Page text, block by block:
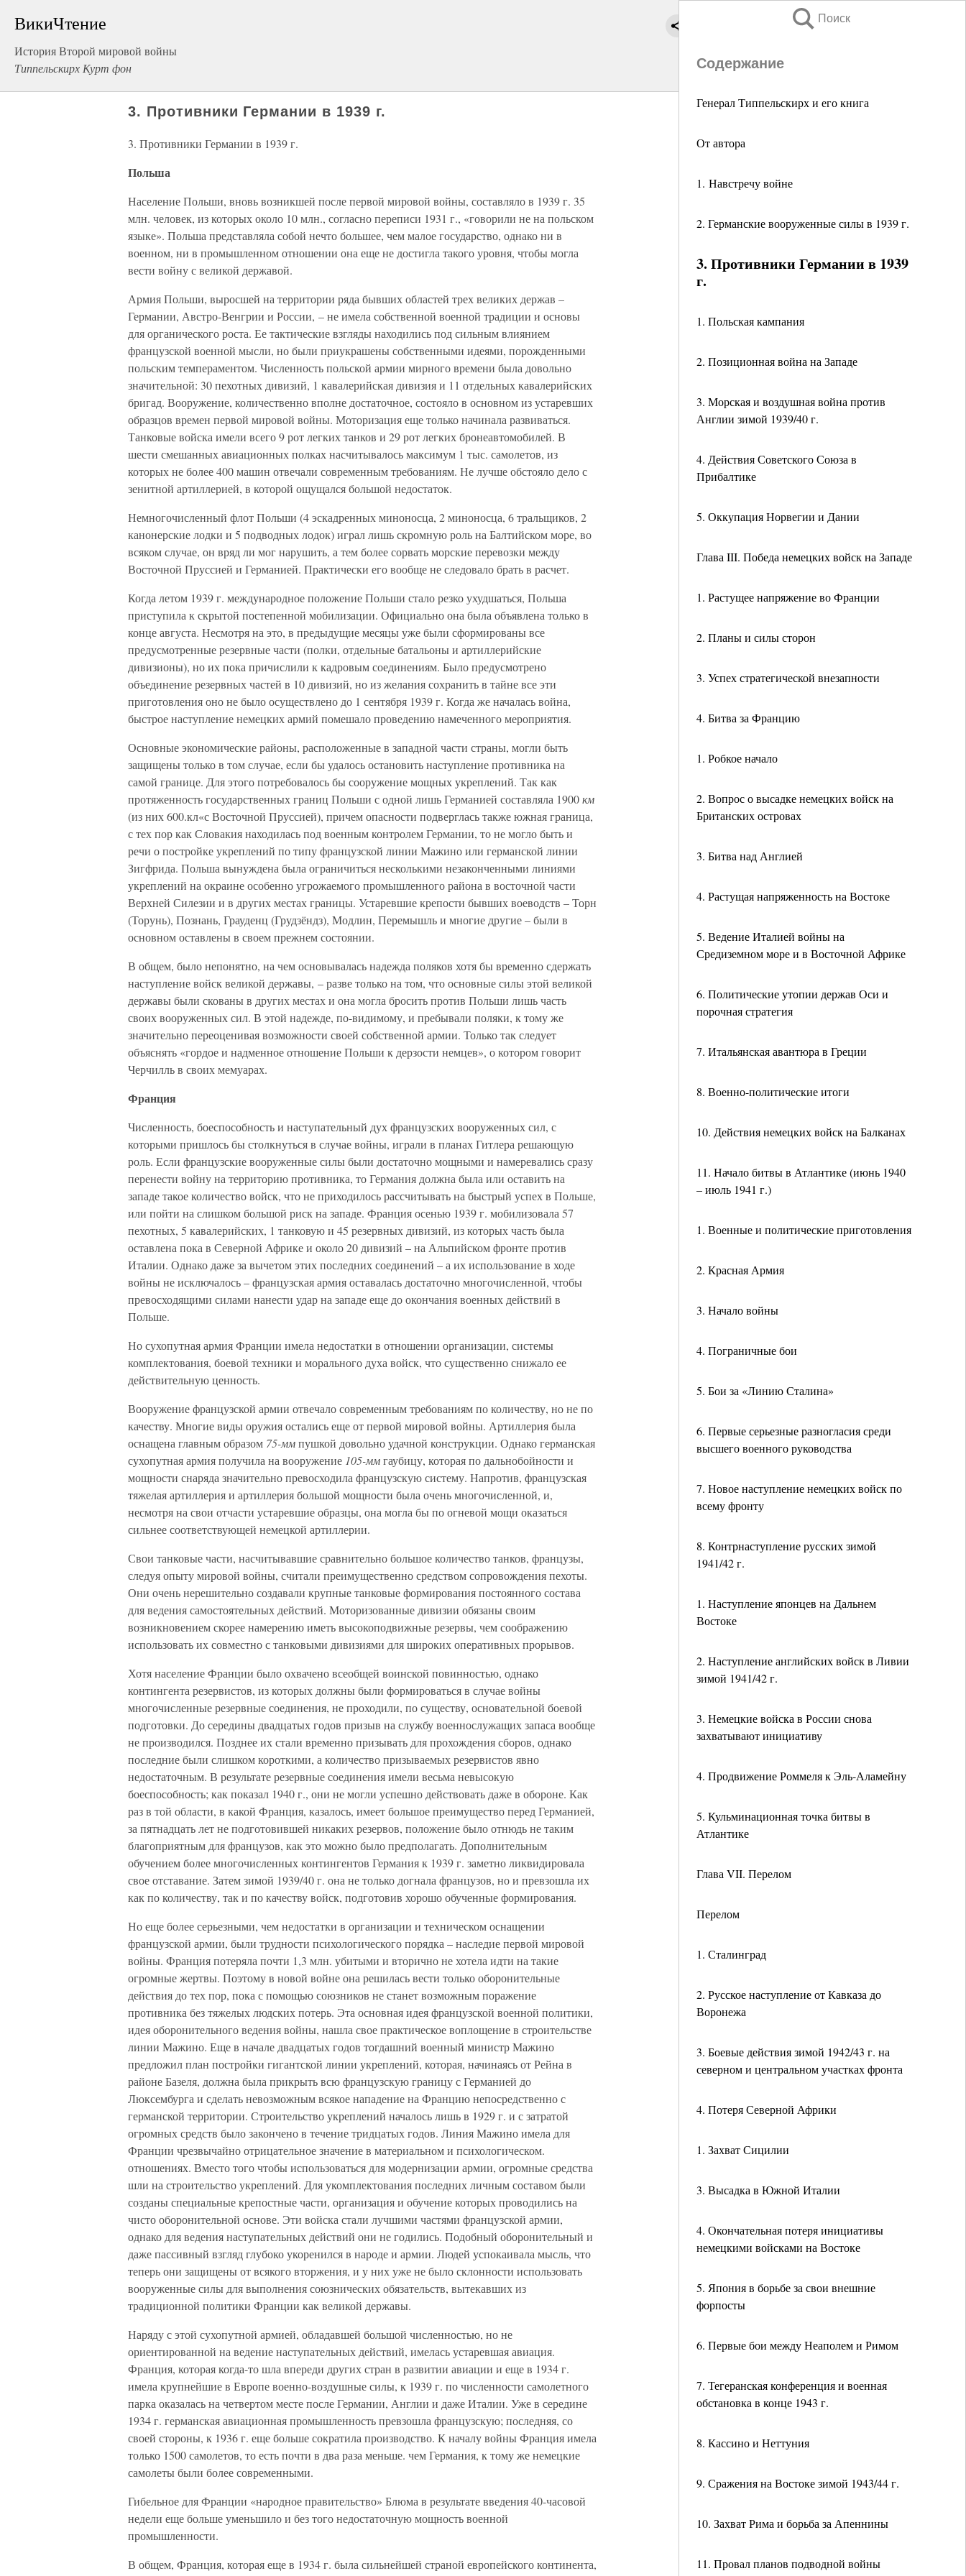
ВикиЧтение
История Второй мировой войны
Типпельскирх Курт фон
Поиск
Содержание
Генерал Типпельскирх и его книга
От автора
1. Навстречу войне
2. Германские вооруженные силы в 1939 г.
3. Противники Германии в 1939
г.
1. Польская кампания
2. Позиционная война на Западе
3. Морская и воздушная война против
Англии зимой 1939/40 г.
4. Действия Советского Союза в
Прибалтике
5. Оккупация Норвегии и Дании
Глава III. Победа немецких войск на Западе
1. Растущее напряжение во Франции
2. Планы и силы сторон
3. Успех стратегической внезапности
4. Битва за Францию
1. Робкое начало
2. Вопрос о высадке немецких войск на
Британских островах
3. Битва над Англией
4. Растущая напряженность на Востоке
5. Ведение Италией войны на
Средиземном море и в Восточной Африке
6. Политические утопии держав Оси и
порочная стратегия
7. Итальянская авантюра в Греции
8. Военно-политические итоги
10. Действия немецких войск на Балканах
11. Начало битвы в Атлантике (июнь 1940
– июль 1941 г.)
1. Военные и политические приготовления
2. Красная Армия
3. Начало войны
4. Пограничные бои
5. Бои за «Линию Сталина»
6. Первые серьезные разногласия среди
высшего военного руководства
7. Новое наступление немецких войск по
всему фронту
8. Контрнаступление русских зимой
1941/42 г.
1. Наступление японцев на Дальнем
Востоке
2. Наступление английских войск в Ливии
зимой 1941/42 г.
3. Немецкие войска в России снова
захватывают инициативу
4. Продвижение Роммеля к Эль-Аламейну
5. Кульминационная точка битвы в
Атлантике
Глава VII. Перелом
Перелом
1. Сталинград
2. Русское наступление от Кавказа до
Воронежа
3. Боевые действия зимой 1942/43 г. на
северном и центральном участках фронта
4. Потеря Северной Африки
1. Захват Сицилии
3. Высадка в Южной Италии
4. Окончательная потеря инициативы
немецкими войсками на Востоке
5. Япония в борьбе за свои внешние
форпосты
6. Первые бои между Неаполем и Римом
7. Тегеранская конференция и военная
обстановка в конце 1943 г.
8. Кассино и Неттуния
9. Сражения на Востоке зимой 1943/44 г.
10. Захват Рима и борьба за Апеннины
11. Провал планов подводной войны
3. Противники Германии в 1939 г.
3. Противники Германии в 1939 г.
Польша
Население Польши, вновь возникшей после первой мировой войны, составляло в 1939 г. 35
млн. человек, из которых около 10 млн., согласно переписи 1931 г., «говорили не на польском
языке». Польша представляла собой нечто большее, чем малое государство, однако ни в
военном, ни в промышленном отношении она еще не достигла такого уровня, чтобы могла
вести войну с великой державой.
Армия Польши, выросшей на территории ряда бывших областей трех великих держав –
Германии, Австро-Венгрии и России, – не имела собственной военной традиции и основы
для органического роста. Ее тактические взгляды находились под сильным влиянием
французской военной мысли, но были приукрашены собственными идеями, порожденными
польским темпераментом. Численность польской армии мирного времени была довольно
значительной: 30 пехотных дивизий, 1 кавалерийская дивизия и 11 отдельных кавалерийских
бригад. Вооружение, количественно вполне достаточное, состояло в основном из устаревших
образцов времен первой мировой войны. Моторизация еще только начинала развиваться.
Танковые войска имели всего 9 рот легких танков и 29 рот легких бронеавтомобилей. В
шести смешанных авиационных полках насчитывалось максимум 1 тыс. самолетов, из
которых не более 400 машин отвечали современным требованиям. Не лучше обстояло дело с
зенитной артиллерией, в которой ощущался большой недостаток.
Немногочисленный флот Польши (4 эскадренных миноносца, 2 миноносца, 6 тральщиков, 2
канонерские лодки и 5 подводных лодок) играл лишь скромную роль на Балтийском море, во
всяком случае, он вряд ли мог нарушить, а тем более сорвать морские перевозки между
Восточной Пруссией и Германией. Практически его вообще не следовало брать в расчет.
Когда летом 1939 г. международное положение Польши стало резко ухудшаться, Польша
приступила к скрытой постепенной мобилизации. Официально она была объявлена только в
конце августа. Несмотря на это, в предыдущие месяцы уже были сформированы все
предусмотренные резервные части (полки, отдельные батальоны и артиллерийские
дивизионы), но их пока причислили к кадровым соединениям. Было предусмотрено
объединение резервных частей в 10 дивизий, но из желания сохранить в тайне все эти
приготовления оно не было осуществлено до 1 сентября 1939 г. Когда же началась война,
быстрое наступление немецких армий помешало проведению намеченного мероприятия.
Основные экономические районы, расположенные в западной части страны, могли быть
защищены только в том случае, если бы удалось остановить наступление противника на
самой границе. Для этого потребовалось бы сооружение мощных укреплений. Так как
протяженность государственных границ Польши с одной лишь Германией составляла 1900км
(из них 600.кл«с Восточной Пруссией), причем опасности подверглась также южная граница,
с тех пор как Словакия находилась под военным контролем Германии, то не могло быть и
речи о постройке укреплений по типу французской линии Мажино или германской линии
Зигфрида. Польша вынуждена была ограничиться несколькими незаконченными линиями
укреплений на окраине особенно угрожаемого промышленного района в восточной части
Верхней Силезии и в других местах границы. Устаревшие крепости бывших воеводств – Торн
(Торунь), Познань, Грауденц (Грудзёндз), Модлин, Перемышль и многие другие – были в
основном оставлены в своем прежнем состоянии.
В общем, было непонятно, на чем основывалась надежда поляков хотя бы временно сдержать
наступление войск великой державы, – разве только на том, что основные силы этой великой
державы были скованы в других местах и она могла бросить против Польши лишь часть
своих вооруженных сил. В этой надежде, по-видимому, и пребывали поляки, к тому же
значительно переоценивая возможности своей собственной армии. Только так следует
объяснять «гордое и надменное отношение Польши к дерзости немцев», о котором говорит
Черчилль в своих мемуарах.
Франция
Численность, боеспособность и наступательный дух французских вооруженных сил, с
которыми пришлось бы столкнуться в случае войны, играли в планах Гитлера решающую
роль. Если французские вооруженные силы были достаточно мощными и намеревались сразу
перенести войну на территорию противника, то Германия должна была или оставить на
западе такое количество войск, что не приходилось рассчитывать на быстрый успех в Польше,
или пойти на слишком большой риск на западе. Франция осенью 1939 г. мобилизовала 57
пехотных, 5 кавалерийских, 1 танковую и 45 резервных дивизий, из которых часть была
оставлена пока в Северной Африке и около 20 дивизий – на Альпийском фронте против
Италии. Однако даже за вычетом этих последних соединений – а их использование в ходе
войны не исключалось – французская армия оставалась достаточно многочисленной, чтобы
превосходящими силами нанести удар на западе еще до окончания военных действий в
Польше.
Но сухопутная армия Франции имела недостатки в отношении организации, системы
комплектования, боевой техники и морального духа войск, что существенно снижало ее
действительную ценность.
Вооружение французской армии отвечало современным требованиям по количеству, но не по
качеству. Многие виды оружия остались еще от первой мировой войны. Артиллерия была
оснащена главным образом 75-ммпушкой довольно удачной конструкции. Однако германская
сухопутная армия получила на вооружение 105-ммгаубицу, которая по дальнобойности и
мощности снаряда значительно превосходила французскую систему. Напротив, французская
тяжелая артиллерия и артиллерия большой мощности была очень многочисленной, и,
несмотря на свои отчасти устаревшие образцы, она могла бы по огневой мощи оказаться
сильнее соответствующей немецкой артиллерии.
Свои танковые части, насчитывавшие сравнительно большое количество танков, французы,
следуя опыту мировой войны, считали преимущественно средством сопровождения пехоты.
Они очень нерешительно создавали крупные танковые формирования постоянного состава
для ведения самостоятельных действий. Моторизованные дивизии обязаны своим
возникновением скорее намерению иметь высокоподвижные резервы, чем соображению
использовать их совместно с танковыми дивизиями для широких оперативных прорывов.
Хотя население Франции было охвачено всеобщей воинской повинностью, однако
контингента резервистов, из которых должны были формироваться в случае войны
многочисленные резервные соединения, не проходили, по существу, основательной боевой
подготовки. До середины двадцатых годов призыв на службу военнослужащих запаса вообще
не производился. Позднее их стали временно призывать для прохождения сборов, однако
последние были слишком короткими, а количество призываемых резервистов явно
недостаточным. В результате резервные соединения имели весьма невысокую
боеспособность; как показал 1940 г., они не могли успешно действовать даже в обороне. Как
раз в той области, в какой Франция, казалось, имеет большое преимущество перед Германией,
за пятнадцать лет не подготовившей никаких резервов, положение было отнюдь не таким
благоприятным для французов, как это можно было предполагать. Дополнительным
обучением более многочисленных контингентов Германия к 1939 г. заметно ликвидировала
свое отставание. Затем зимой 1939/40 г. она не только догнала французов, но и превзошла их
как по количеству, так и по качеству войск, подготовив хорошо обученные формирования.
Но еще более серьезными, чем недостатки в организации и техническом оснащении
французской армии, были трудности психологического порядка – наследие первой мировой
войны. Франция потеряла почти 1,3 млн. убитыми и вторично не хотела идти на такие
огромные жертвы. Поэтому в новой войне она решилась вести только оборонительные
действия до тех пор, пока с помощью союзников не станет возможным поражение
противника без тяжелых людских потерь. Эта основная идея французской военной политики,
идея оборонительного ведения войны, нашла свое практическое воплощение в строительстве
линии Мажино. Еще в начале двадцатых годов тогдашний военный министр Мажино
предложил план постройки гигантской линии укреплений, которая, начинаясь от Рейна в
районе Базеля, должна была прикрыть всю французскую границу с Германией до
Люксембурга и сделать невозможным всякое нападение на Францию непосредственно с
германской территории. Строительство укреплений началось лишь в 1929 г. и с затратой
огромных средств было закончено в течение тридцатых годов. Линия Мажино имела для
Франции чрезвычайно отрицательное значение в материальном и психологическом.
отношениях. Вместо того чтобы использоваться для модернизации армии, огромные средства
шли на строительство укреплений. Для укомплектования последних личным составом были
созданы специальные крепостные части, организация и обучение которых проводились на
чисто оборонительной основе. Эти войска стали лучшими частями французской армии,
однако для ведения наступательных действий они не годились. Подобный оборонительный и
даже пассивный взгляд глубоко укоренился в народе и армии. Людей успокаивала мысль, что
теперь они защищены от всякого вторжения, и у них уже не было склонности использовать
вооруженные силы для выполнения союзнических обязательств, вытекавших из
традиционной политики Франции как великой державы.
Наряду с этой сухопутной армией, обладавшей большой численностью, но не
ориентированной на ведение наступательных действий, имелась устаревшая авиация.
Франция, которая когда-то шла впереди других стран в развитии авиации и еще в 1934 г.
имела крупнейшие в Европе военно-воздушные силы, к 1939 г. по численности самолетного
парка оказалась на четвертом месте после Германии, Англии и даже Италии. Уже в середине
1934 г. германская авиационная промышленность превзошла французскую; последняя, со
своей стороны, к 1936 г. еще больше сократила производство. К началу войны Франция имела
только 1500 самолетов, то есть почти в два раза меньше. чем Германия, к тому же немецкие
самолеты были более современными.
Гибельное для Франции «народное правительство» Блюма в результате введения 40-часовой
недели еще больше уменьшило и без того недостаточную мощность военной
промышленности.
В общем, Франция, которая еще в 1934 г. была сильнейшей страной европейского континента,